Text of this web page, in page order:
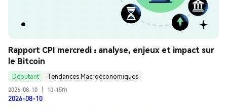
Rapport CPI mercredi : analyse, enjeux et impact sur
le Bitcoin
Débutant
Tendances Macroéconomiques
2026-08-10
10-15m
2026-08-10